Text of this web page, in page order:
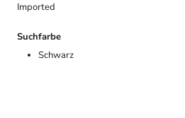
Imported
Suchfarbe
Schwarz